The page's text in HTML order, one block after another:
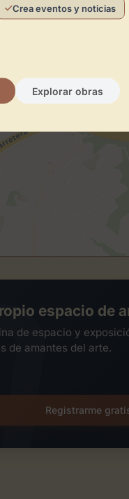
espacio de
de espacio y
de amantes del arte.
Registrarme
Crea eventos y noticias
Explorar obras